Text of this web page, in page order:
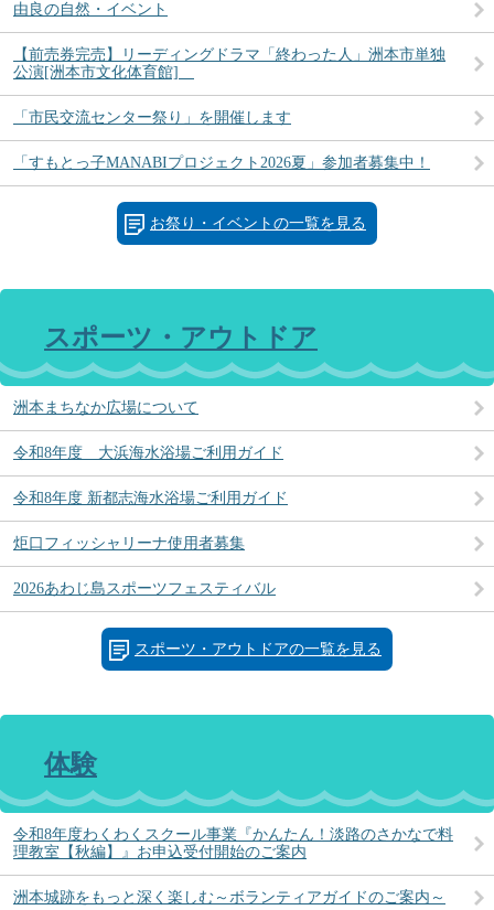
由良の自然・イベント
【前売券完売】リーディングドラマ「終わった人」洲本市単独
公演[洲本市文化体育館]
「市民交流センター祭り」を開催します
「すもとっ子MANABIプロジェクト2026夏」参加者募集中！
お祭り・イベントの一覧を見る
スポーツ・アウトドア
洲本まちなか広場について
令和8年度 大浜海水浴場ご利用ガイド
令和8年度 新都志海水浴場ご利用ガイド
炬口フィッシャリーナ使用者募集
2026あわじ島スポーツフェスティバル
スポーツ・アウトドアの一覧を見る
体験
令和8年度わくわくスクール事業『かんたん！淡路のさかなで料
理教室【秋編】』お申込受付開始のご案内
洲本城跡をもっと深く楽しむ～ボランティアガイドのご案内～